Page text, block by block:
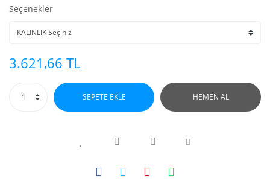
Seçenekler
3.621,66 TL
SEPETE EKLE HEMEN AL